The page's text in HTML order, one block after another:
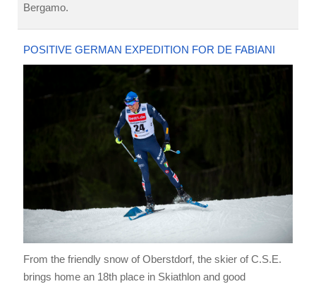
Bergamo.
POSITIVE GERMAN EXPEDITION FOR DE FABIANI
From the friendly snow of Oberstdorf, the skier of C.S.E.
brings home an 18th place in Skiathlon and good